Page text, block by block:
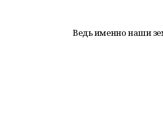
Ведь именно наши